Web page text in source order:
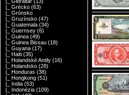
|_ Grécko (63)
|_ Grónsko
|_ Gruzínsko (47)
|_ Guatemala (34)
|_ Guernsey (6)
|_ Guinea (49)
|_ Guinea Bissau (18)
|_ Guyana (17)
|_ Haiti (35)
|_ Holandské Antily (16)
|_ Holandsko (28)
|_ Honduras (38)
|_ Hongkong (51)
|_ India (53)
|_ Indonézia (109)